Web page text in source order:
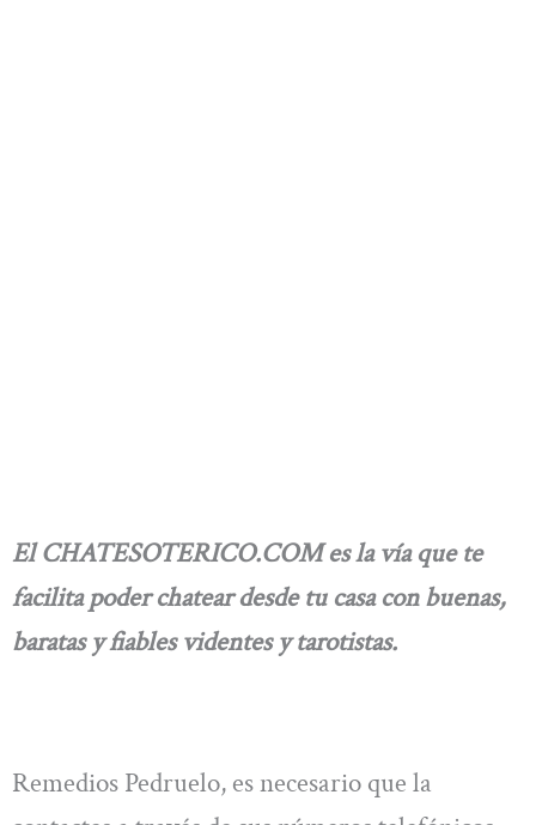
El CHATESOTERICO.COM es la vía que te
facilita poder chatear desde tu casa con buenas,
baratas y fiables videntes y tarotistas.
Remedios Pedruelo, es necesario que la